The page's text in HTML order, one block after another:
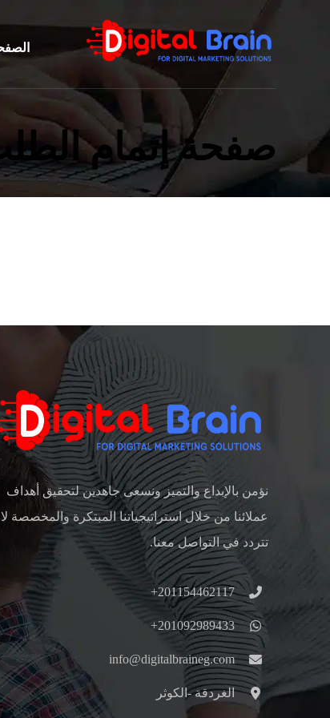
صفحة إتمام
نؤمن بالإبداع والتميز ونسعى جاهدين لتحقيق أهداف
عملائنا من خلال استراتيجياتنا المبتكرة والمخصصة لا
تتردد في التواصل معنا.
201154462117+
201092989433+
info@digitalbraineg.com
الغردقة -الكوثر